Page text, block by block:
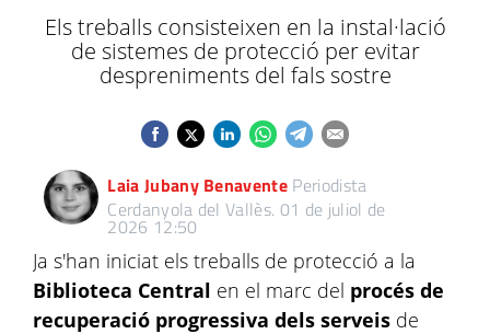
Els treballs consisteixen en la instal·lació
de sistemes de protecció per evitar
despreniments del fals sostre
Laia Jubany Benavente Periodista
Cerdanyola del Vallès. 01 de juliol de
2026 12:50
Ja s'han iniciat els treballs de protecció a la
Biblioteca Central en el marc del procés de
recuperació progressiva dels serveis de